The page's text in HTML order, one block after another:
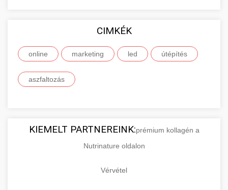
CIMKÉK
online marketing led útépítés
aszfaltozás
KIEMELT PARTNEREINK:prémium kollagén a
Nutrinature oldalon
Vérvétel